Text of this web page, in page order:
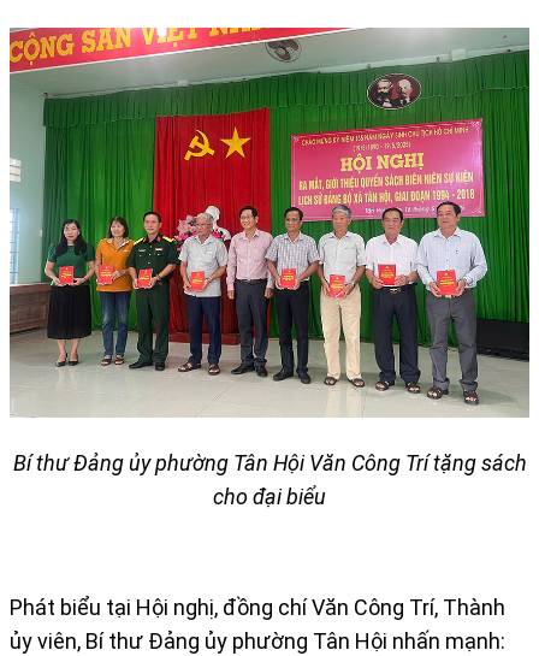
Bí thư Đảng ủy phường Tân Hội Văn Công Trí tặng sách
cho đại biểu
Phát biểu tại Hội nghị, đồng chí Văn Công Trí, Thành
ủy viên, Bí thư Đảng ủy phường Tân Hội nhấn mạnh: